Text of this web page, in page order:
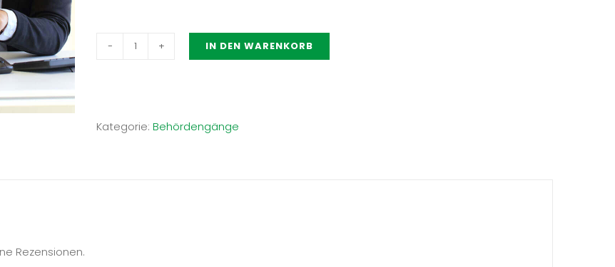
München
IN DEN WARENKORB
Kategorie: Behördengänge
Rezensionen.